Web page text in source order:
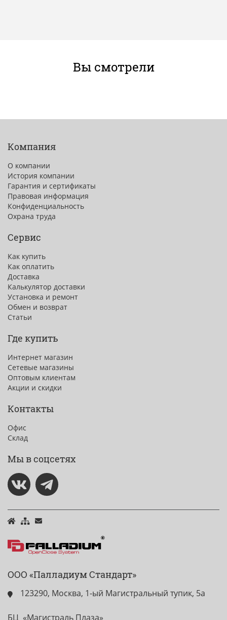
Вы смотрели
Компания
О компании
История компании
Гарантия и сертификаты
Правовая информация
Конфиденциальность
Охрана труда
Сервис
Как купить
Как оплатить
Доставка
Калькулятор доставки
Установка и ремонт
Обмен и возврат
Статьи
Где купить
Интернет магазин
Сетевые магазины
Оптовым клиентам
Акции и скидки
Контакты
Офис
Склад
Мы в соцсетях
ООО «Палладиум Стандарт»
123290, Москва, 1-ый Магистральный тупик, 5а
БЦ «Магистраль Плаза»